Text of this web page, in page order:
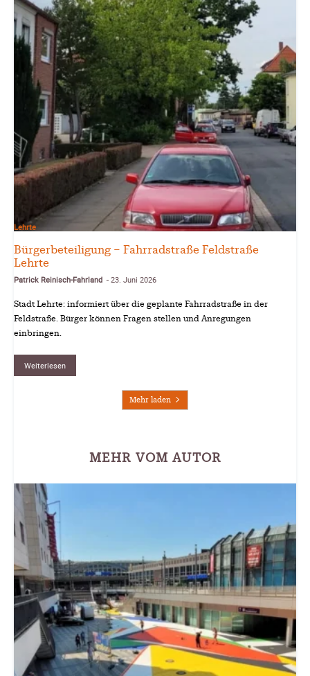
Lehrte
Bürgerbeteiligung – Fahrradstraße Feldstraße
Lehrte
Patrick Reinisch-Fahrland - 23. Juni 2026
Stadt Lehrte: informiert über die geplante Fahrradstraße in der
Feldstraße. Bürger können Fragen stellen und Anregungen
einbringen.
Weiterlesen
Mehr laden
MEHR VOM AUTOR